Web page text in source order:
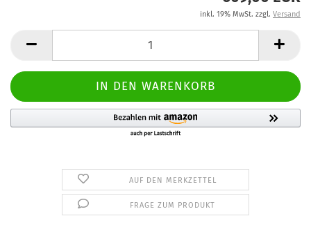
inkl. 19% MwSt. zzgl. Versand
AUF DEN MERKZETTEL
FRAGE ZUM PRODUKT